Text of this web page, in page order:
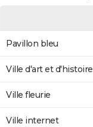
Pavillon bleu
Ville d'art et d'histoire
Ville fleurie
Ville internet